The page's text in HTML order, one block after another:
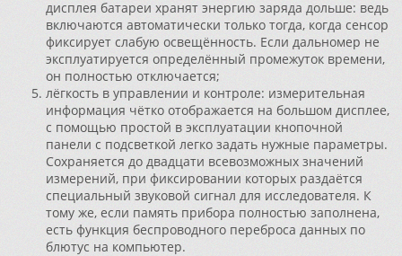
дисплея батареи хранят энергию заряда дольше: ведь
включаются автоматически только тогда, когда сенсор
фиксирует слабую освещённость. Если дальномер не
эксплуатируется определённый промежуток времени,
он полностью отключается;
лёгкость в управлении и контроле: измерительная
информация чётко отображается на большом дисплее,
с помощью простой в эксплуатации кнопочной
панели с подсветкой легко задать нужные параметры.
Сохраняется до двадцати всевозможных значений
измерений, при фиксировании которых раздаётся
специальный звуковой сигнал для исследователя. К
тому же, если память прибора полностью заполнена,
есть функция беспроводного переброса данных по
блютус на компьютер.